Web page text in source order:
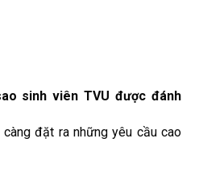
sinh viên TVU được đánh
đặt ra những yêu cầu cao